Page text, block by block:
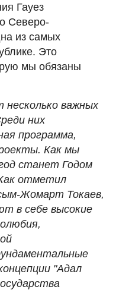
Гауез
Северо-
из самых
Это
мы обязаны
несколько важных
них
программа,
Как мы
станет Годом
отметил
Жомарт Токаев,
в себе высокие
"Адал